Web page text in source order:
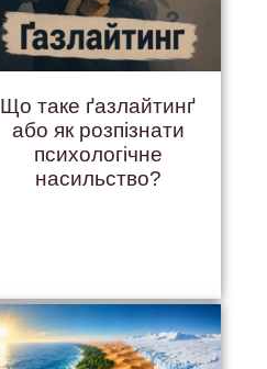
Що таке ґазлайтинґ
або як розпізнати
психологічне
насильство?